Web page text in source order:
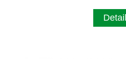
Detail